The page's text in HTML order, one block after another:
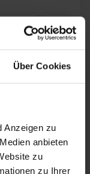
Über Cookies
Anzeigen zu
anbieten
zu
zu Ihrer
57,-
114,-
Dez